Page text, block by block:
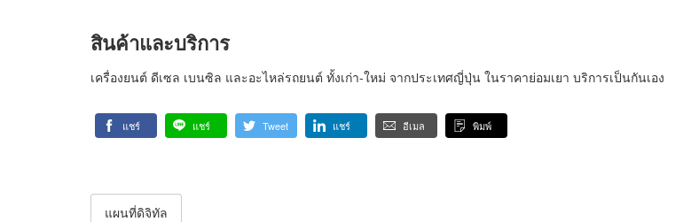
สินค้าและบริการ
เครื่องยนต์ ดีเซล เบนซิล และอะไหล่รถยนต์ ทั้งเก่า-ใหม่ จากประเทศญี่ปุ่น ในราคาย่อมเยา บริการเป็นกันเอง
แชร์ แชร์ Tweet แชร์ อีเมล พิมพ์
แผนที่ดิจิทัล